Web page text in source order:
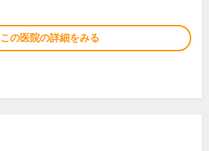
この医院の詳細をみる